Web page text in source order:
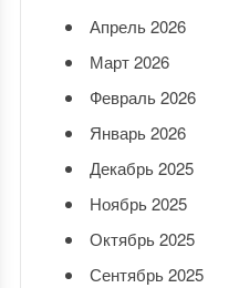
Апрель 2026
Март 2026
Февраль 2026
Январь 2026
Декабрь 2025
Ноябрь 2025
Октябрь 2025
Сентябрь 2025